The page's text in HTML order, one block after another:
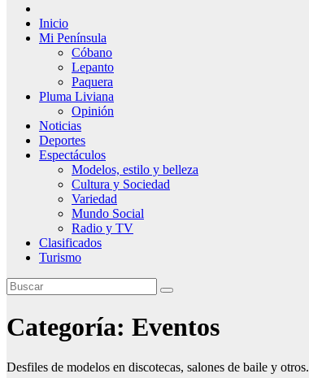
Inicio
Mi Península
Cóbano
Lepanto
Paquera
Pluma Liviana
Opinión
Noticias
Deportes
Espectáculos
Modelos, estilo y belleza
Cultura y Sociedad
Variedad
Mundo Social
Radio y TV
Clasificados
Turismo
Categoría: Eventos
Desfiles de modelos en discotecas, salones de baile y otros.